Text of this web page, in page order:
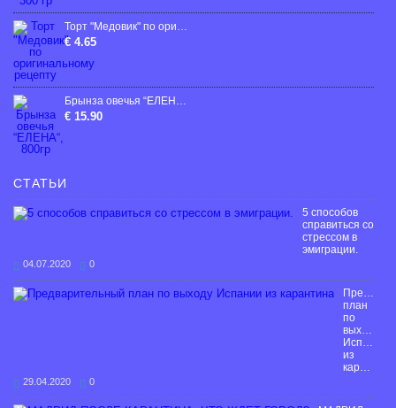
Торт "Медовик" по оригинальному рецепту
€ 4.65
Брынза овечья “ЕЛЕНА“, 800гp
€ 15.90
СТАТЬИ
5 способов
справиться со
стрессом в
эмиграции.
04.07.2020 0
план
по
выходу
Испании
из
карантина
29.04.2020 0